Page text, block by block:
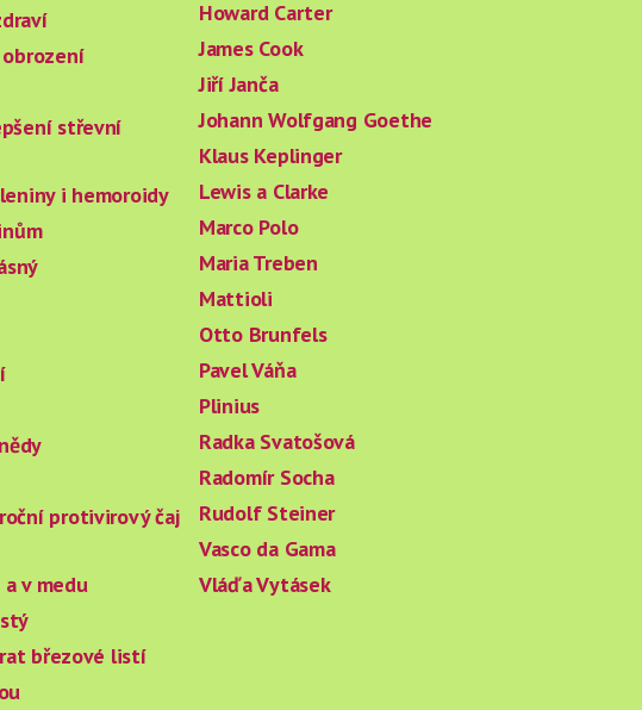
střevní
i hemoroidy
protivirový čaj
a v medu
březové listí
Howard Carter
James Cook
Jiří Janča
Johann Wolfgang Goethe
Klaus Keplinger
Lewis a Clarke
Marco Polo
Maria Treben
Mattioli
Otto Brunfels
Pavel Váňa
Plinius
Radka Svatošová
Radomír Socha
Rudolf Steiner
Vasco da Gama
Vláďa Vytásek